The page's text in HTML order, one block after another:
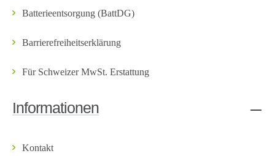
Batterieentsorgung (BattDG)
Barrierefreiheitserklärung
Für Schweizer MwSt. Erstattung
Informationen
Kontakt